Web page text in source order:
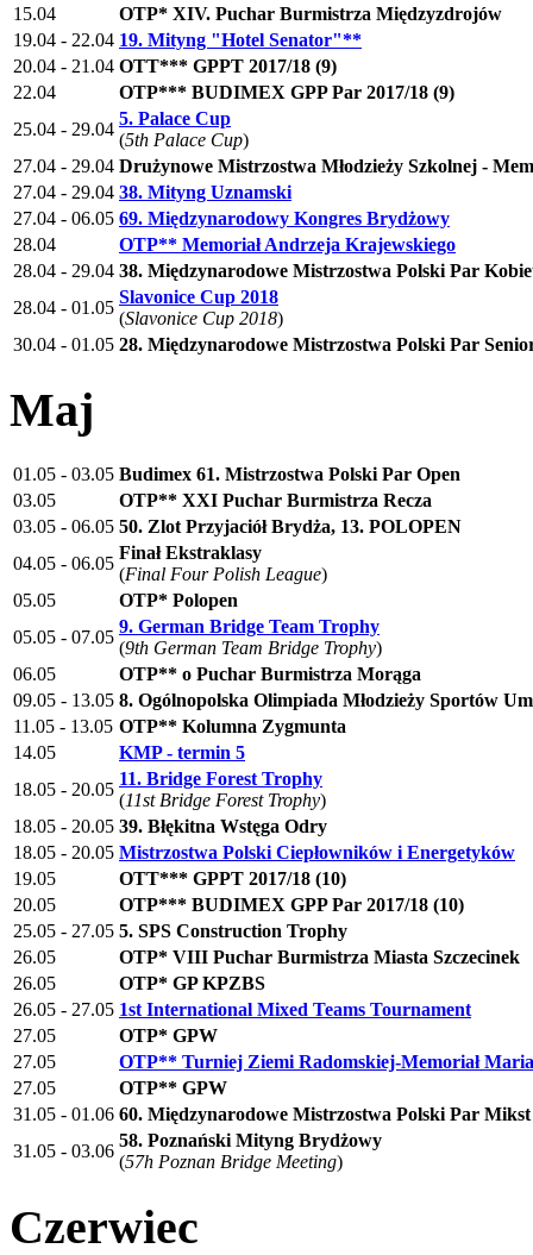
15.04
OTP* XIV. Puchar Burmistrza Międzyzdrojów
19.04 - 22.04 19. Mityng "Hotel Senator"**
20.04 - 21.04 OTT*** GPPT 2017/18 (9)
22.04
OTP*** BUDIMEX GPP Par 2017/18 (9)
25.04 - 29.04
5. Palace Cup
(5th Palace Cup)
27.04 - 29.04 Drużynowe Mistrzostwa Młodzieży Szkolnej -
27.04 - 29.04 38. Mityng Uznamski
27.04 - 06.05 69. Międzynarodowy Kongres Brydżowy
28.04
OTP** Memoriał Andrzeja Krajewskiego
28.04 - 29.04 38. Międzynarodowe Mistrzostwa Polski Par
28.04 - 01.05
Slavonice Cup 2018
(Slavonice Cup 2018)
30.04 - 01.05 28. Międzynarodowe Mistrzostwa Polski Par
Maj
01.05 - 03.05 Budimex 61. Mistrzostwa Polski Par Open
03.05
OTP** XXI Puchar Burmistrza Recza
03.05 - 06.05 50. Zlot Przyjaciół Brydża, 13. POLOPEN
04.05 - 06.05
Finał Ekstraklasy
(Final Four Polish League)
05.05
OTP* Polopen
05.05 - 07.05
9. German Bridge Team Trophy
(9th German Team Bridge Trophy)
06.05
OTP** o Puchar Burmistrza Morąga
09.05 - 13.05 8. Ogólnopolska Olimpiada Młodzieży Sportów
11.05 - 13.05 OTP** Kolumna Zygmunta
14.05
KMP - termin 5
18.05 - 20.05
11. Bridge Forest Trophy
(11st Bridge Forest Trophy)
18.05 - 20.05 39. Błękitna Wstęga Odry
18.05 - 20.05 Mistrzostwa Polski Ciepłowników i Energetyków
19.05
OTT*** GPPT 2017/18 (10)
20.05
OTP*** BUDIMEX GPP Par 2017/18 (10)
25.05 - 27.05 5. SPS Construction Trophy
26.05
OTP* VIII Puchar Burmistrza Miasta Szczecinek
26.05
OTP* GP KPZBS
26.05 - 27.05 1st International Mixed Teams Tournament
27.05
OTP* GPW
27.05
OTP** Turniej Ziemi Radomskiej-Memoriał
27.05
OTP** GPW
31.05 - 01.06 60. Międzynarodowe Mistrzostwa Polski Par Mikst
31.05 - 03.06
58. Poznański Mityng Brydżowy
(57h Poznan Bridge Meeting)
Czerwiec